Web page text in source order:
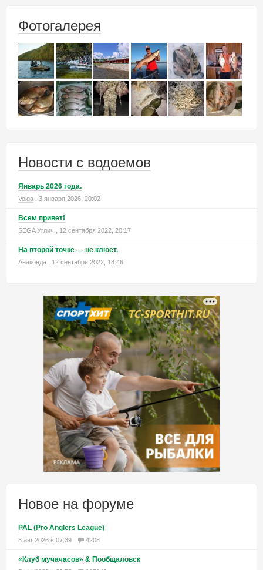
Фотогалерея
Новости с водоемов
Январь 2026 года.
Volga , 3 января 2026, 20:02
Всем привет!
SEGA Углич , 12 сентября 2022, 20:17
На второй точке — не клюет.
Анаконда , 12 сентября 2022, 18:46
Новое на форуме
PAL (Pro Anglers League)
8 авг 2026 в 07:39 4208
«Клуб мучачасов» & Пообщаловск